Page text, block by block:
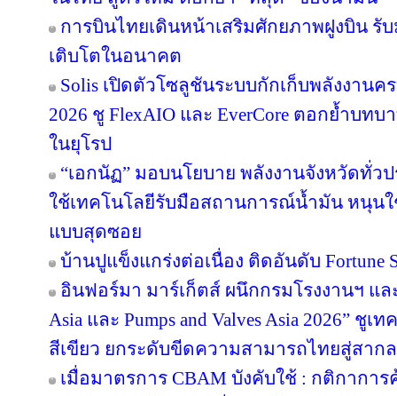
การบินไทยเดินหน้าเสริมศักยภาพฝูงบิน รับ
เติบโตในอนาคต
Solis เปิดตัวโซลูชันระบบกักเก็บพลังงานคร
2026 ชู FlexAIO และ EverCore ตอกย้ำบท
ในยุโรป
“เอกนัฏ” มอบนโยบาย พลังงานจังหวัดทั่
ใช้เทคโนโลยีรับมือสถานการณ์น้ำมัน หนุนใ
แบบสุดซอย
บ้านปูแข็งแกร่งต่อเนื่อง ติดอันดับ Fortune
อินฟอร์มา มาร์เก็ตส์ ผนึกกรมโรงงานฯ แ
Asia และ Pumps and Valves Asia 2026”
สีเขียว ยกระดับขีดความสามารถไทยสู่สากล
เมื่อมาตรการ CBAM บังคับใช้ : กติกากา